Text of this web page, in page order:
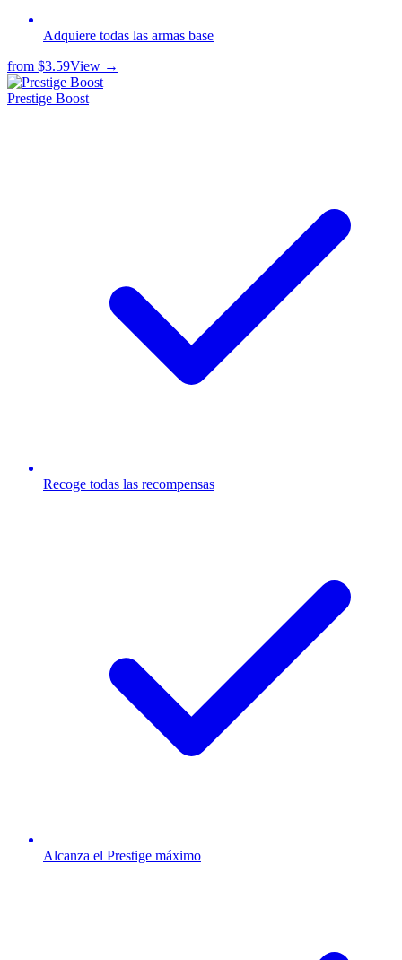
Adquiere todas las armas base
from $3.59View →
Prestige Boost
Recoge todas las recompensas
Alcanza el Prestige máximo